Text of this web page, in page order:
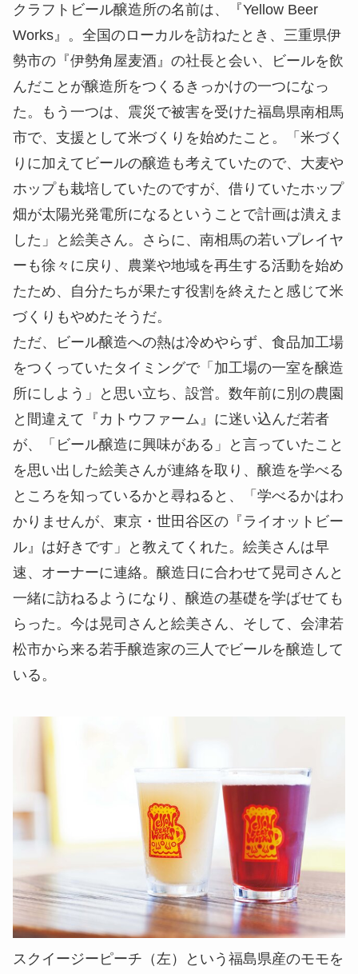
クラフトビール醸造所の名前は、『Yellow Beer
Works』。全国のローカルを訪ねたとき、三重県伊
勢市の『伊勢角屋麦酒』の社長と会い、ビールを飲
んだことが醸造所をつくるきっかけの一つになっ
た。もう一つは、震災で被害を受けた福島県南相馬
市で、支援として米づくりを始めたこと。「米づく
りに加えてビールの醸造も考えていたので、大麦や
ホップも栽培していたのですが、借りていたホップ
畑が太陽光発電所になるということで計画は潰えま
した」と絵美さん。さらに、南相馬の若いプレイヤ
ーも徐々に戻り、農業や地域を再生する活動を始め
たため、自分たちが果たす役割を終えたと感じて米
づくりもやめたそうだ。
ただ、ビール醸造への熱は冷めやらず、食品加工場
をつくっていたタイミングで「加工場の一室を醸造
所にしよう」と思い立ち、設営。数年前に別の農園
と間違えて『カトウファーム』に迷い込んだ若者
が、「ビール醸造に興味がある」と言っていたこと
を思い出した絵美さんが連絡を取り、醸造を学べる
ところを知っているかと尋ねると、「学べるかはわ
かりませんが、東京・世田谷区の『ライオットビー
ル』は好きです」と教えてくれた。絵美さんは早
速、オーナーに連絡。醸造日に合わせて晃司さんと
一緒に訪ねるようになり、醸造の基礎を学ばせても
らった。今は晃司さんと絵美さん、そして、会津若
松市から来る若手醸造家の三人でビールを醸造して
いる。
スクイージーピーチ（左）という福島県産のモモを